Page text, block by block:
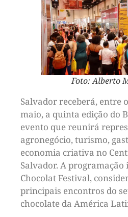
Foto: Alberto
Salvador receberá, entre
maio, a quinta edição do
evento que reunirá
agronegócio, turismo,
economia criativa no
Salvador. A
Chocolat Festival,
principais encontros do
chocolate da América